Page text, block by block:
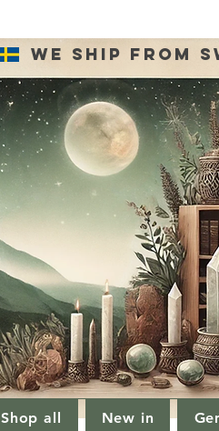
We ship from
Shop all New in